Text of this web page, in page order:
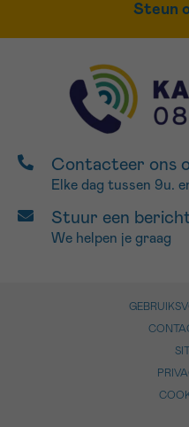
Steun
Contacteer ons
Elke dag tussen 9u.
Stuur een
We helpen je graag